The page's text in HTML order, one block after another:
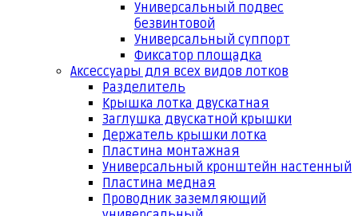
Универсальный подвес
безвинтовой
Универсальный суппорт
Фиксатор площадка
Аксессуары для всех видов лотков
Разделитель
Крышка лотка двускатная
Заглушка двускатной крышки
Держатель крышки лотка
Пластина монтажная
Универсальный кронштейн настенный
Пластина медная
Проводник заземляющий